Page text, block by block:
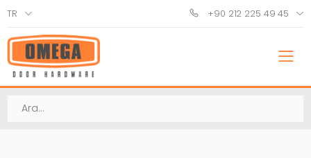
TR +90 212 225 49 45
Ara